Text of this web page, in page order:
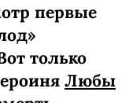
первые
только
Любы